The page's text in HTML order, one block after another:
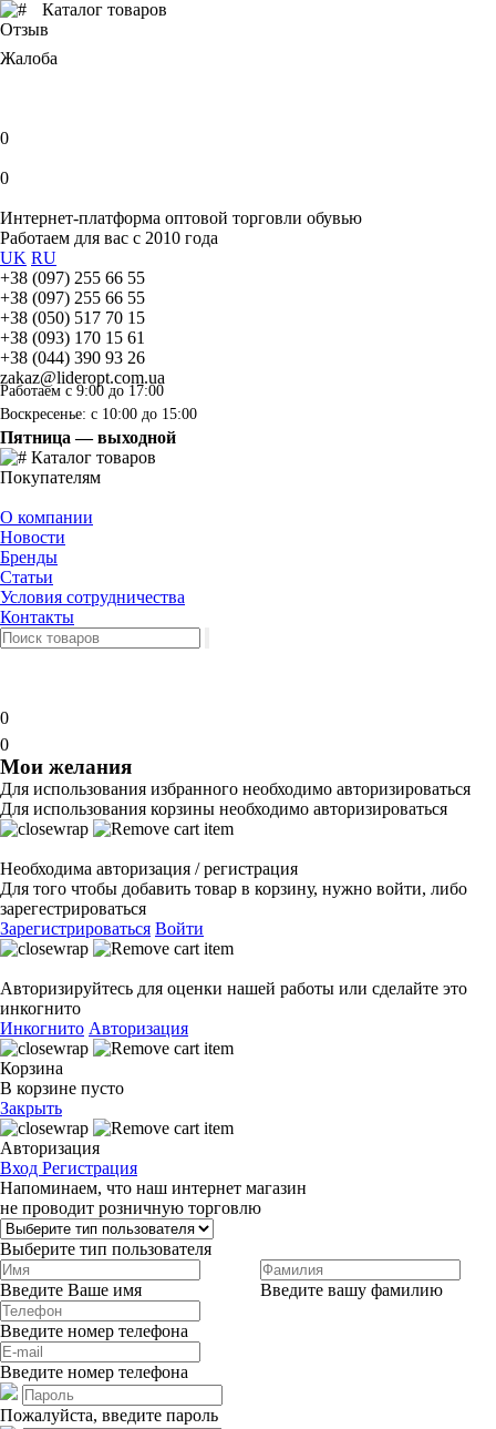
Каталог товаров
Отзыв
Жалоба
0
0
Интернет-платформа оптовой торговли обувью
Работаем для вас с 2010 года
UK RU
+38 (097) 255 66 55
+38 (097) 255 66 55
+38 (050) 517 70 15
+38 (093) 170 15 61
+38 (044) 390 93 26
zakaz@lideropt.com.ua
Работаем с 9:00 до 17:00
Воскресенье: с 10:00 до 15:00
Пятница — выходной
Каталог товаров
Покупателям
О компании
Новости
Бренды
Статьи
Условия сотрудничества
Контакты
0
0
Мои желания
Для использования избранного необходимо авторизироваться
Для использования корзины необходимо авторизироваться
Необходима авторизация / регистрация
Для того чтобы добавить товар в корзину, нужно войти, либо
зарегестрироваться
Зарегистрироваться Войти
Авторизируйтесь для оценки нашей работы или сделайте это
инкогнито
Инкогнито Авторизация
Корзина
В корзине пусто
Закрыть
Авторизация
Вход Регистрация
Напоминаем, что наш интернет магазин
не проводит розничную торговлю
Выберите тип пользователя
Введите Ваше имя Введите вашу фамилию
Введите номер телефона
Введите номер телефона
Пожалуйста, введите пароль